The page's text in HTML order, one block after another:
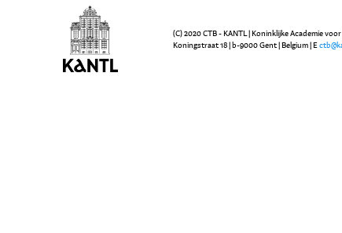
(C) 2020 CTB - KANTL | Koninklijke Academie
Koningstraat 18 | b-9000 Gent | Belgium | E